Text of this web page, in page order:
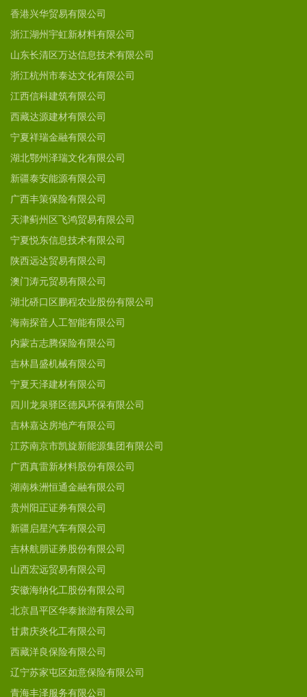
香港兴华贸易有限公司
浙江湖州宇虹新材料有限公司
山东长清区万达信息技术有限公司
浙江杭州市泰达文化有限公司
江西信科建筑有限公司
西藏达源建材有限公司
宁夏祥瑞金融有限公司
湖北鄂州泽瑞文化有限公司
新疆泰安能源有限公司
广西丰策保险有限公司
天津蓟州区飞鸿贸易有限公司
宁夏悦东信息技术有限公司
陕西远达贸易有限公司
澳门涛元贸易有限公司
湖北硚口区鹏程农业股份有限公司
海南探音人工智能有限公司
内蒙古志腾保险有限公司
吉林昌盛机械有限公司
宁夏天泽建材有限公司
四川龙泉驿区德风环保有限公司
吉林嘉达房地产有限公司
江苏南京市凯旋新能源集团有限公司
广西真雷新材料股份有限公司
湖南株洲恒通金融有限公司
贵州阳正证券有限公司
新疆启星汽车有限公司
吉林航朋证券股份有限公司
山西宏远贸易有限公司
安徽海纳化工股份有限公司
北京昌平区华泰旅游有限公司
甘肃庆炎化工有限公司
西藏洋良保险有限公司
辽宁苏家屯区如意保险有限公司
青海丰泽服务有限公司